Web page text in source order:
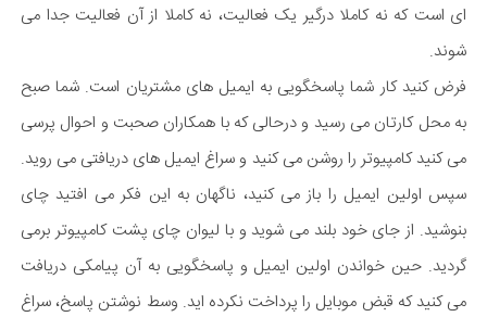
ای است که نه کاملا درگیر یک فعالیت، نه کاملا از آن فعالیت جدا می
شوند.
فرض کنید کار شما پاسخگویی به ایمیل های مشتریان است. شما صبح
به محل کارتان می رسید و درحالی که با همکاران صحبت و احوال پرسی
می کنید کامپیوتر را روشن می کنید و سراغ ایمیل های دریافتی می روید.
سپس اولین ایمیل را باز می کنید، ناگهان به این فکر می افتید چای
بنوشید. از جای خود بلند می شوید و با لیوان چای پشت کامپیوتر برمی
گردید. حین خواندن اولین ایمیل و پاسخگویی به آن پیامکی دریافت
می کنید که قبض موبایل را پرداخت نکرده اید. وسط نوشتن پاسخ، سراغ